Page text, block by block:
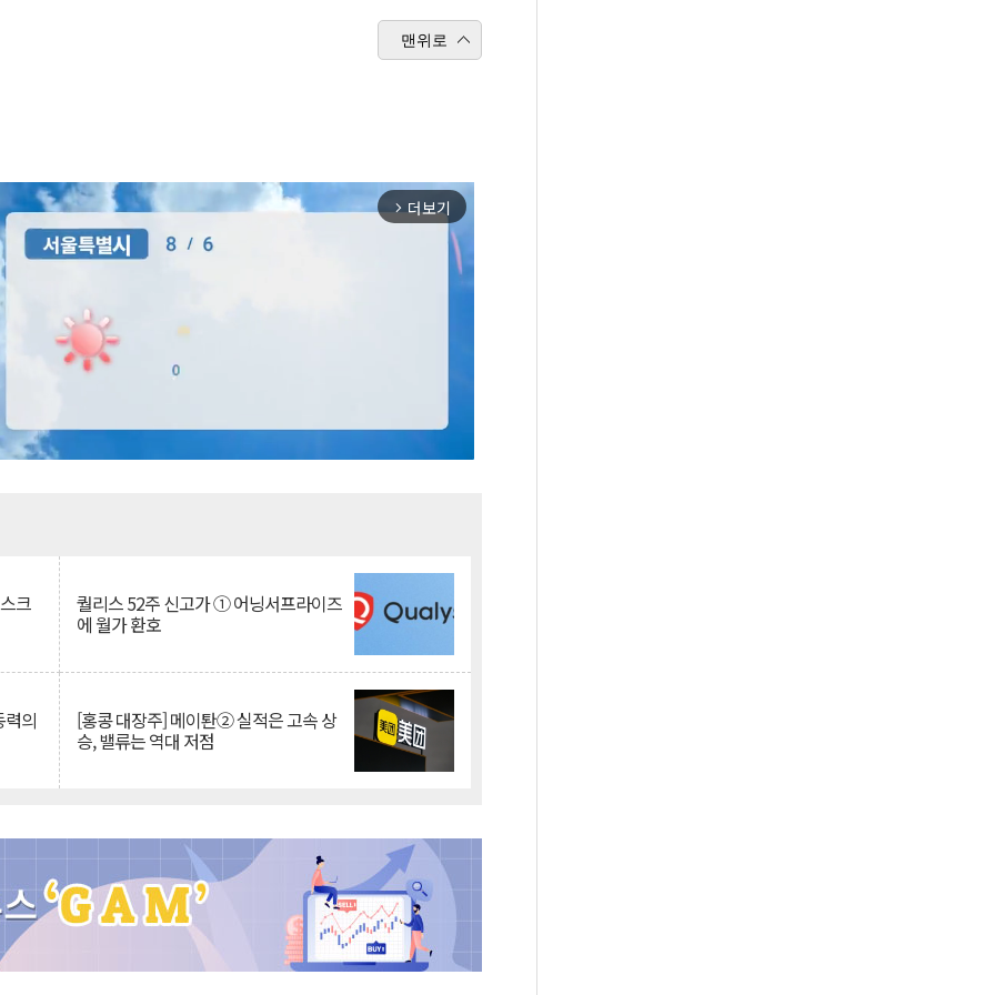
맨위로
arrow_forward_ios 더보기
크 퀄리스 52주 신고가 ① 어닝서프라이즈
에 월가 환호
의 [홍콩 대장주] 메이퇀② 실적은 고속 상
승, 밸류는 역대 저점